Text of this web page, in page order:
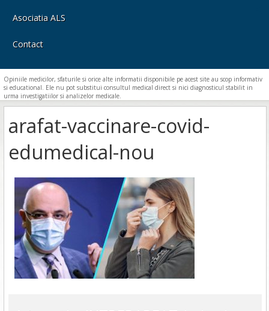
Asociatia ALS
Contact
Opiniile medicilor, sfaturile si orice alte informatii disponibile pe acest site au scop informativ
si educational. Ele nu pot substitui consultul medical direct si nici diagnosticul stabilit in
urma investigatiilor si analizelor medicale.
arafat-vaccinare-covid-
edumedical-nou